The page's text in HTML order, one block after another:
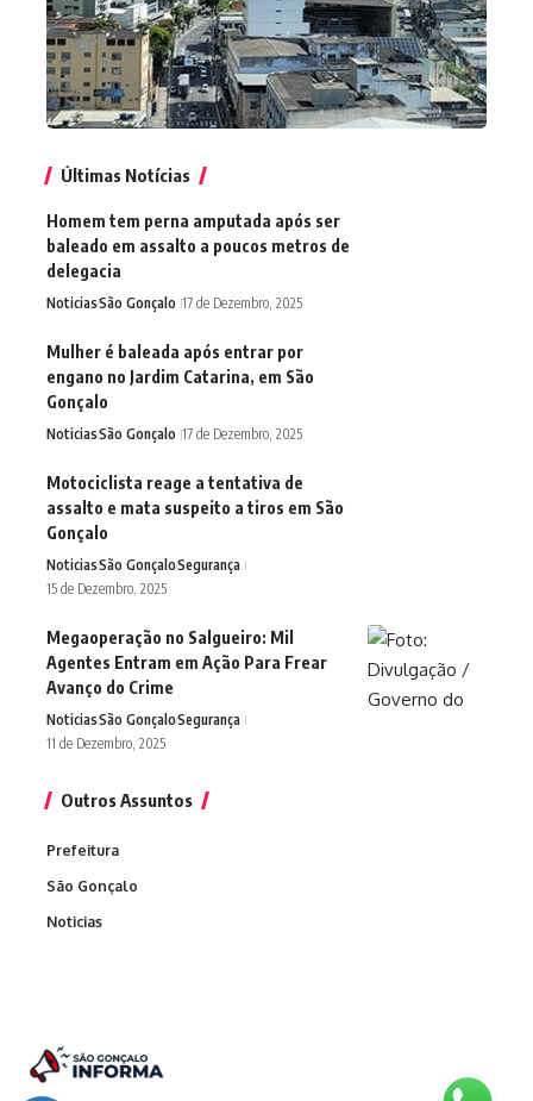
Últimas Notícias
Homem tem perna amputada após ser
baleado em assalto a poucos metros de
delegacia
NoticiasSão Gonçalo 17 de Dezembro, 2025
Mulher é baleada após entrar por
engano no Jardim Catarina, em São
Gonçalo
NoticiasSão Gonçalo 17 de Dezembro, 2025
Motociclista reage a tentativa de
assalto e mata suspeito a tiros em São
Gonçalo
NoticiasSão GonçaloSegurança
15 de Dezembro, 2025
Megaoperação no Salgueiro: Mil
Agentes Entram em Ação Para Frear
Avanço do Crime
NoticiasSão GonçaloSegurança
11 de Dezembro, 2025
Outros Assuntos
Prefeitura
São Gonçalo
Noticias